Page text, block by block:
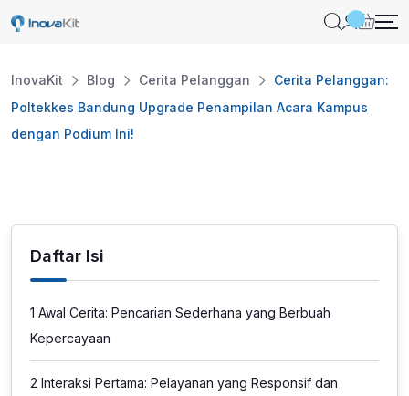
Skip
InovaKit Blog Cerita Pelanggan
Cerita Pelanggan:
Poltekkes Bandung Upgrade Penampilan Acara Kampus
dengan Podium Ini!
Daftar Isi
1 Awal Cerita: Pencarian Sederhana yang Berbuah
Kepercayaan
2 Interaksi Pertama: Pelayanan yang Responsif dan